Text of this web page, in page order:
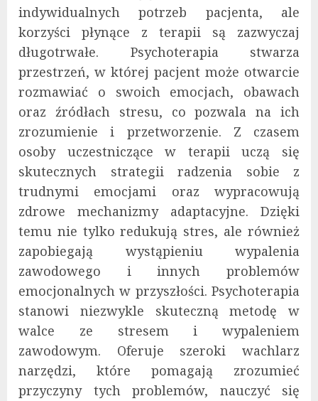
indywidualnych potrzeb pacjenta, ale
korzyści płynące z terapii są zazwyczaj
długotrwałe. Psychoterapia stwarza
przestrzeń, w której pacjent może otwarcie
rozmawiać o swoich emocjach, obawach
oraz źródłach stresu, co pozwala na ich
zrozumienie i przetworzenie. Z czasem
osoby uczestniczące w terapii uczą się
skutecznych strategii radzenia sobie z
trudnymi emocjami oraz wypracowują
zdrowe mechanizmy adaptacyjne. Dzięki
temu nie tylko redukują stres, ale również
zapobiegają wystąpieniu wypalenia
zawodowego i innych problemów
emocjonalnych w przyszłości. Psychoterapia
stanowi niezwykle skuteczną metodę w
walce ze stresem i wypaleniem
zawodowym. Oferuje szeroki wachlarz
narzędzi, które pomagają zrozumieć
przyczyny tych problemów, nauczyć się